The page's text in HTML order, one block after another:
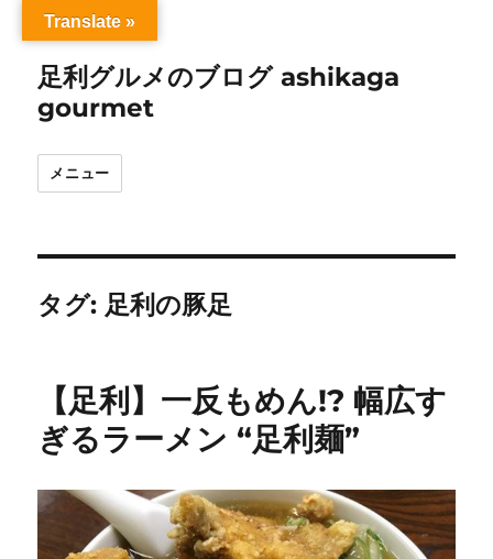
足利グルメのブログ ashikaga
gourmet
メニュー
タグ: 足利の豚足
【足利】一反もめん!? 幅広す
ぎるラーメン “足利麺”
Translate »